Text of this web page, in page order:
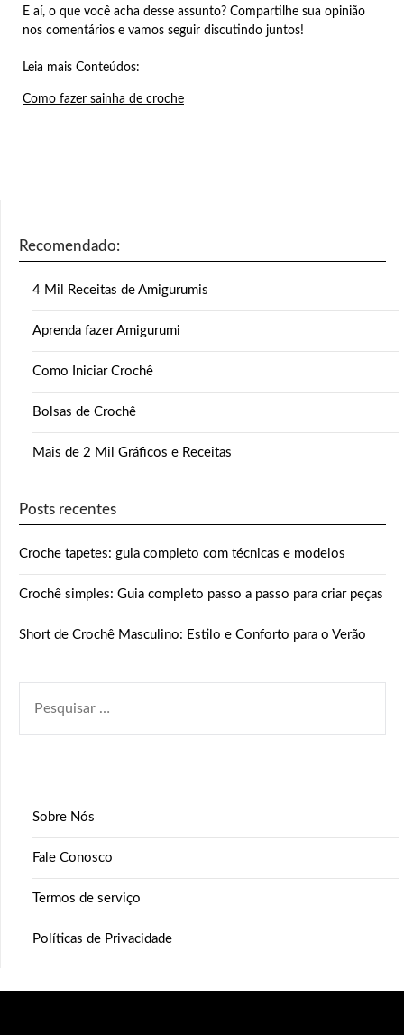
E aí, o que você acha desse assunto? Compartilhe sua opinião
nos comentários e vamos seguir discutindo juntos!
Leia mais Conteúdos:
Como fazer sainha de croche
Recomendado:
4 Mil Receitas de Amigurumis
Aprenda fazer Amigurumi
Como Iniciar Crochê
Bolsas de Crochê
Mais de 2 Mil Gráficos e Receitas
Posts recentes
Croche tapetes: guia completo com técnicas e modelos
Crochê simples: Guia completo passo a passo para criar peças
Short de Crochê Masculino: Estilo e Conforto para o Verão
POR:
Sobre Nós
Fale Conosco
Termos de serviço
Políticas de Privacidade